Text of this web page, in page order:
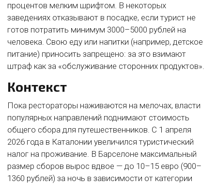
процентов мелким шрифтом. В некоторых
заведениях отказывают в посадке, если турист не
готов потратить минимум 3000–5000 рублей на
человека. Свою еду или напитки (например, детское
питание) приносить запрещено: за это взимают
штраф как за «обслуживание сторонних продуктов».
Контекст
Пока рестораторы наживаются на мелочах, власти
популярных направлений поднимают стоимость
общего сбора для путешественников. С 1 апреля
2026 года в Каталонии увеличился туристический
налог на проживание. В Барселоне максимальный
размер сборов вырос вдвое — до 10–15 евро (900–
1360 рублей) за ночь в зависимости от категории